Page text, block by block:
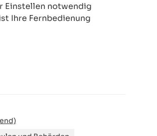
Einstellen notwendig
Ihre Fernbedienung